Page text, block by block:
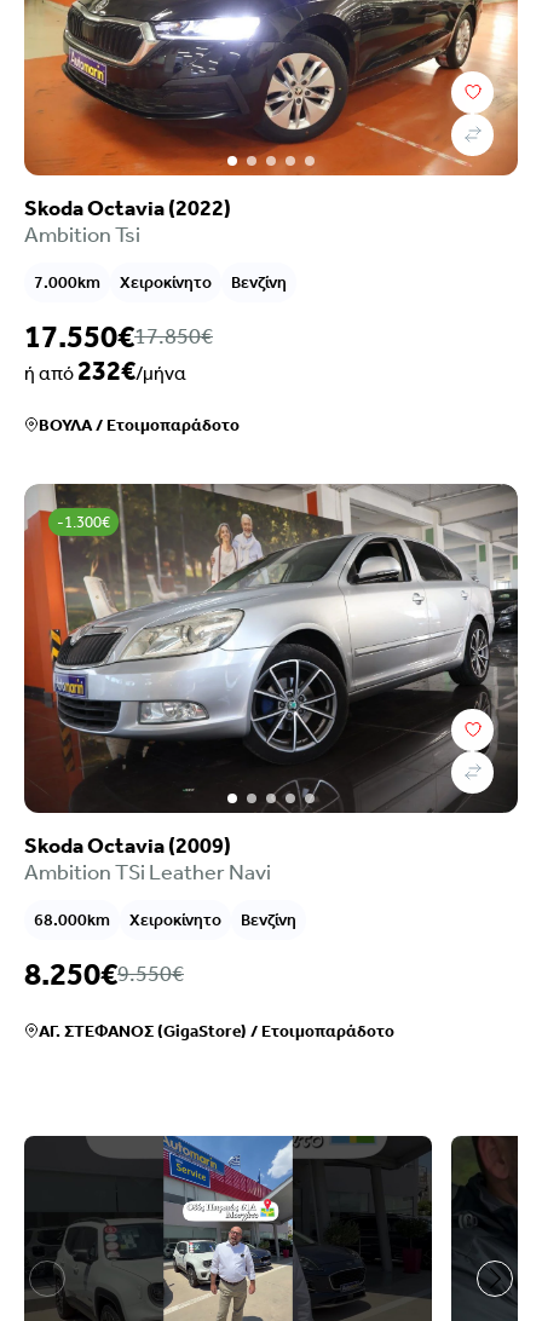
Skoda Octavia (2022)
Ambition Tsi
7.000km Χειροκίνητο Βενζίνη
17.550€17.850€
ή από232€/μήνα
ΒΟΥΛΑ/Ετοιμοπαράδοτο
-1.300€
Skoda Octavia (2009)
Ambition TSi Leather Navi
68.000km Χειροκίνητο Βενζίνη
8.250€9.550€
ΑΓ. ΣΤΕΦΑΝΟΣ (GigaStore) /Ετοιμοπαράδοτο